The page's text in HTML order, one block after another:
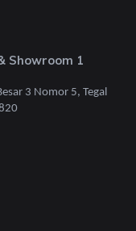
Showroom 1
3 Nomor 5, Tegal